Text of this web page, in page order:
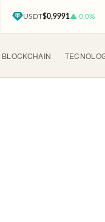
USDT$0,9991▲ 0,0%
BLOCKCHAIN